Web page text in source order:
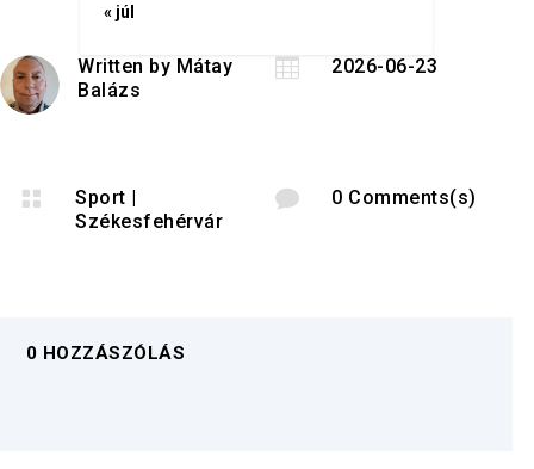
« júl
Written by Mátay
Balázs
 2026-06-23
 Sport |
Székesfehérvár
 0 Comments(s)
0 HOZZÁSZÓLÁS